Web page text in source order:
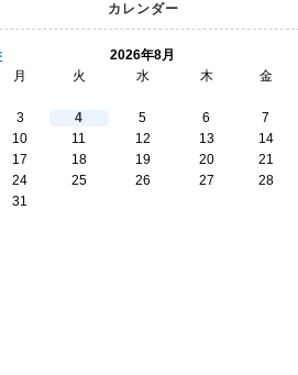
カレンダー
2026年8月
月 火 水 木 金
3 4 5 6 7
10 11 12 13 14
17 18 19 20 21
24 25 26 27 28
31